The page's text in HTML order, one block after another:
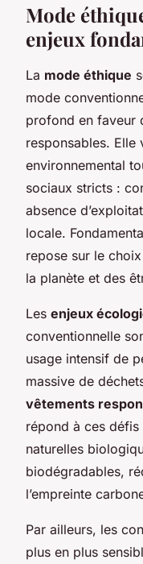
Mode
enjeux
La mode éthique
mode
profond en faveur
responsables. Elle
environnemental
sociaux stricts :
absence
locale.
repose sur le
la planète et des
Les enjeux
conventionnelle
usage intensif de
massive de
vêtements
répond à ces
naturelles
biodégradables,
l’empreinte
Par ailleurs, les
plus en plus